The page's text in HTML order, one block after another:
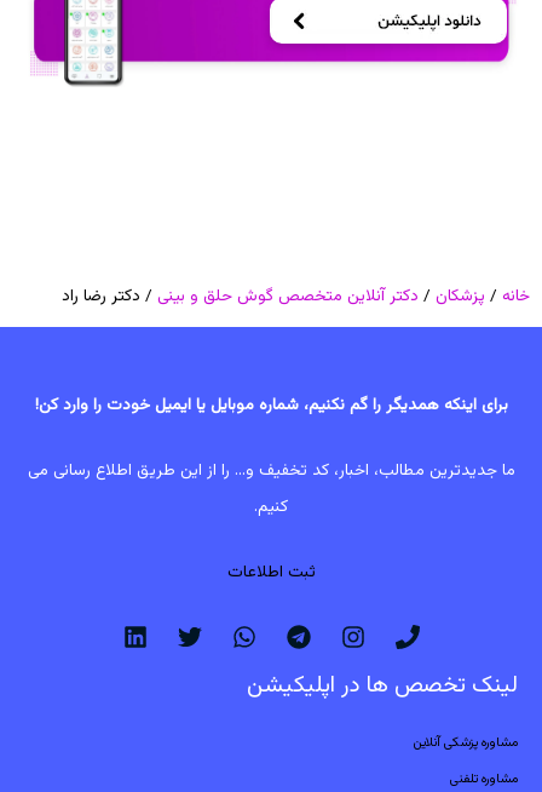
خانه / پزشکان / دکتر آنلاین متخصص گوش حلق و بینی / دکتر رضا راد
برای اینکه همدیگر را گم نکنیم، شماره موبایل یا ایمیل خودت را وارد کن!
ما جدیدترین مطالب، اخبار، کد تخفیف و... را از این طریق اطلاع رسانی می
کنیم.
ثبت اطلاعات
لینک تخصص ها در اپلیکیشن
مشاوره پزشکی آنلاین
مشاوره تلفنی